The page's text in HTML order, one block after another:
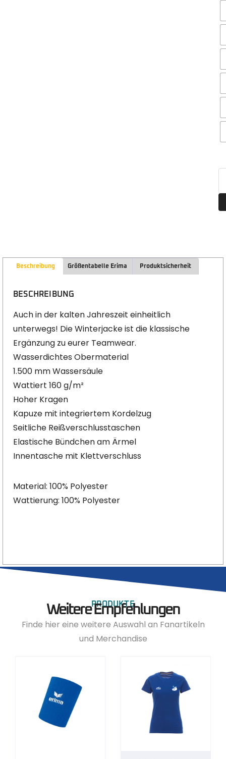
Beschreibung Größentabelle Erima Produktsicherheit
BESCHREIBUNG
Auch in der kalten Jahreszeit einheitlich
unterwegs! Die Winterjacke ist die klassische
Ergänzung zu eurer Teamwear.
Wasserdichtes Obermaterial
1.500 mm Wassersäule
Wattiert 160 g/m²
Hoher Kragen
Kapuze mit integriertem Kordelzug
Seitliche Reißverschlusstaschen
Elastische Bündchen am Ärmel
Innentasche mit Klettverschluss
Material: 100% Polyester
Wattierung: 100% Polyester
PRODUKTE
Weitere Empfehlungen
Finde hier eine weitere Auswahl an Fanartikeln
und Merchandise